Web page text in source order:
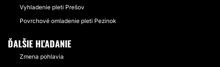
Vyhladenie pleti Prešov
Povrchové omladenie pleti Pezinok
ĎALŠIE HĽADANIE
Zmena pohlavia